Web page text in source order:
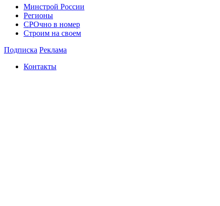
Минстрой России
Регионы
СРОчно в номер
Строим на своем
Подписка Реклама
Контакты